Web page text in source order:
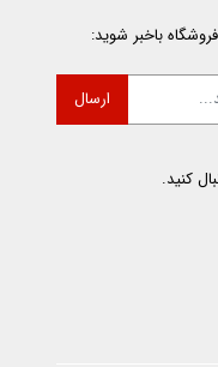
باخبر شوید:
کنید.